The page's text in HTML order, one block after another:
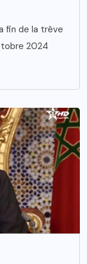
fin de la trêve
2024